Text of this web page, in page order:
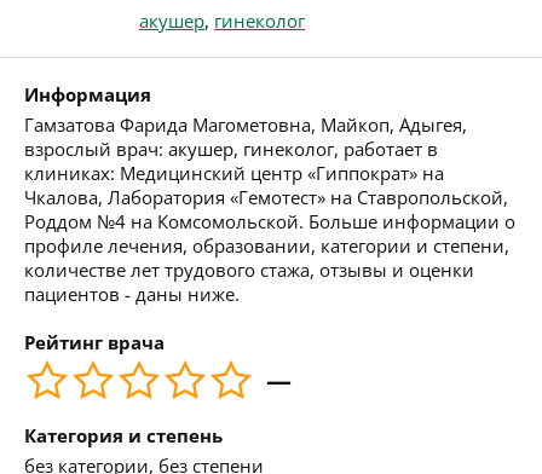
акушер, гинеколог
Информация
Гамзатова Фарида Магометовна, Майкоп, Адыгея,
взрослый врач: акушер, гинеколог, работает в
клиниках: Медицинский центр «Гиппократ» на
Чкалова, Лаборатория «Гемотест» на Ставропольской,
Роддом №4 на Комсомольской. Больше информации о
профиле лечения, образовании, категории и степени,
количестве лет трудового стажа, отзывы и оценки
пациентов - даны ниже.
Рейтинг врача
—
Категория и степень
без категории, без степени